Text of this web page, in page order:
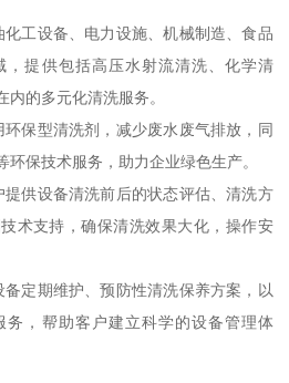
工设备、电力设施、机械制造、食品
，提供包括高压水射流清洗、化学清
的多元化清洗服务。
保型清洗剂，减少废水废气排放，同
保技术服务，助力企业绿色生产。
供设备清洗前后的状态评估、清洗方
术支持，确保清洗效果大化，操作安
定期维护、预防性清洗保养方案，以
务，帮助客户建立科学的设备管理体